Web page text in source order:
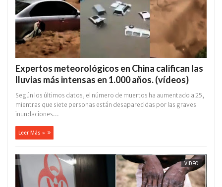
Expertos meteorológicos en China califican las
lluvias más intensas en 1.000 años. (vídeos)
Según los últimos datos, el número de muertos ha aumentado a 25,
mientras que siete personas están desaparecidas por las graves
inundaciones...
Leer Más »
VÍDEO